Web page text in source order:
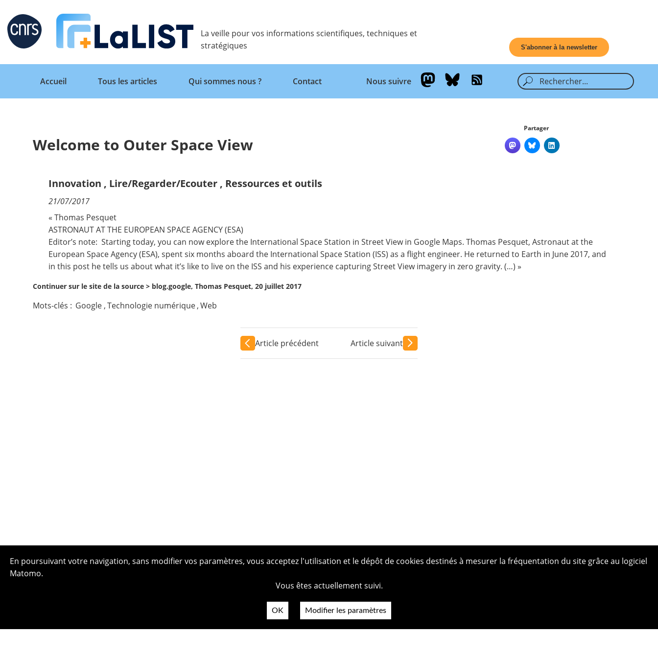
Retour
Accueil
Qui sommes nous ?
Nous suivre
La veille pour vos informations scientifiques, techniques et
stratégiques
S'abonner à la newsletter
Retour
Accueil
Tous les articles Qui sommes nous ? Contact Nous suivre
Welcome to Outer Space View
Partager
Innovation , Lire/Regarder/Ecouter , Ressources et outils
21/07/2017
« Thomas Pesquet
ASTRONAUT AT THE EUROPEAN SPACE AGENCY (ESA)
Editor’s note: Starting today, you can now explore the International Space Station in Street View in Google Maps.Thomas Pesquet, Astronaut at the
European Space Agency (ESA), spent six months aboard the International Space Station (ISS) as a flight engineer. He returned to Earth in June 2017, and
in this post he tells us about what it’s like to live on the ISS and his experience capturingStreet View imagery in zero gravity. (…) »
Continuer sur le site de la source > blog.google, Thomas Pesquet, 20 juillet 2017
Mots-clés : Google ,Technologie numérique,Web
Article précédent Article suivant
En poursuivant votre navigation, sans modifier vos paramètres, vous acceptez l'utilisation et le dépôt de cookies destinés à mesurer la fréquentation du site grâce au logiciel
Matomo.
Vous êtes actuellement suivi.
OK Modifier les paramètres